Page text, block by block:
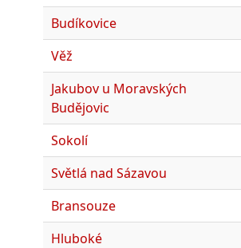
Budíkovice
Věž
Jakubov u Moravských
Budějovic
Sokolí
Světlá nad Sázavou
Bransouze
Hluboké